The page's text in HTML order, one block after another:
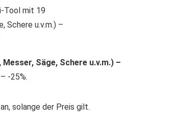
Säge, Schere u.v.m.) –
-25%.
solange der Preis gilt.